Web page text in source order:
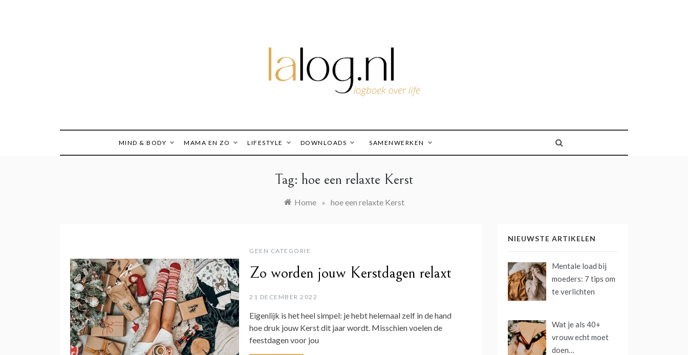
MIND & BODY MAMA EN ZO LIFESTYLE DOWNLOADS SAMENWERKEN
Tag: hoe een relaxte Kerst
Home » hoe een relaxte Kerst
GEEN CATEGORIE
Zo worden jouw Kerstdagen relaxt
21 DECEMBER 2022
Eigenlijk is het heel simpel: je hebt helemaal zelf in de hand
hoe druk jouw Kerst dit jaar wordt. Misschien voelen de
feestdagen voor jou
NIEUWSTE ARTIKELEN
Mentale load bij
moeders: 7 tips om
te verlichten
Wat je als 40+
vrouw echt moet
doen…